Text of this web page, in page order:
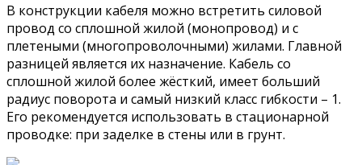
В конструкции кабеля можно встретить силовой
провод со сплошной жилой (монопровод) и с
плетеными (многопроволочными) жилами. Главной
разницей является их назначение. Кабель со
сплошной жилой более жёсткий, имеет больший
радиус поворота и самый низкий класс гибкости – 1.
Его рекомендуется использовать в стационарной
проводке: при заделке в стены или в грунт.